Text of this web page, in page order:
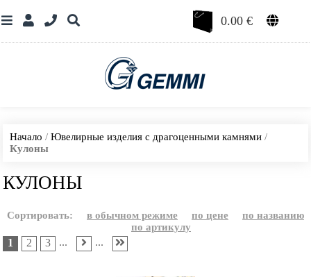
0.00€
Начало /Ювелирные изделия с драгоценными камнями /
Кулоны
КУЛОНЫ
Сортировать: в обычном режиме по цене
по названию
по артикулу
1 2 3 ... ...